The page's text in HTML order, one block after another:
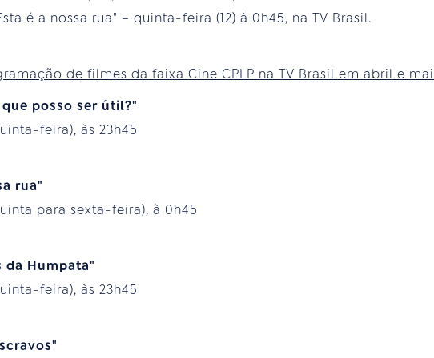
é a nossa rua" – quinta-feira (12) à 0h45, na TV Brasil.
de filmes da faixa Cine CPLP na TV Brasil em abril e
posso ser útil?"
feira), às 23h45
rua"
para sexta-feira), à 0h45
da Humpata"
feira), às 23h45